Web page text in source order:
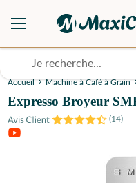
Accueil Machine à Café à Grain
Expresso Broyeur
(14)